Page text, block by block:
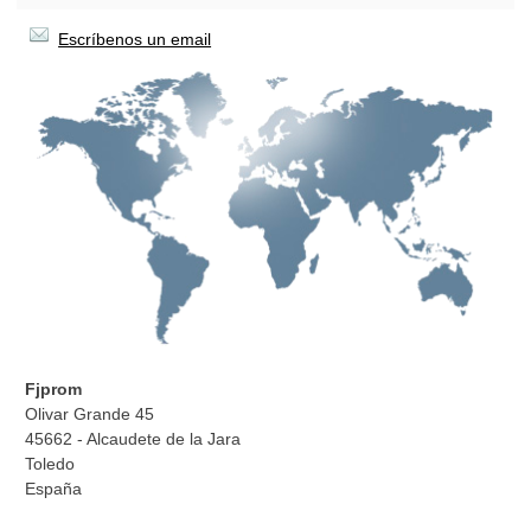
Escríbenos un email
Fjprom
Olivar Grande 45
45662 - Alcaudete de la Jara
Toledo
España